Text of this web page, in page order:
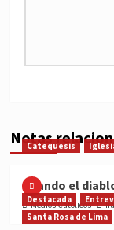
Notas
Catequesis
Cuando el
Medios Católicos
Destacada
Santa Rosa de Lima